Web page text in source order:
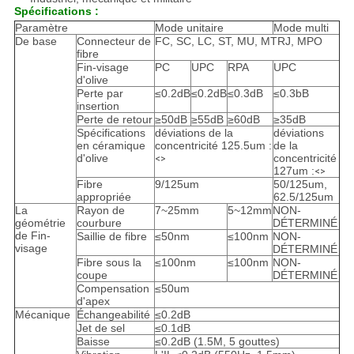
Spécifications :
Paramètre
Mode unitaire
Mode multi
De base
Connecteur de
fibre
FC, SC, LC, ST, MU, MTRJ, MPO
Fin-visage
d'olive
PC UPC RPA UPC
Perte par
insertion
≤0.2dB≤0.2dB≤0.3dB ≤0.3bB
Perte de retour≥50dB ≥55dB ≥60dB
≥35dB
Spécifications
en céramique
d'olive
déviations de la
concentricité 125.5um :
<>
déviations
de la
concentricité
127um :<>
Fibre
appropriée
9/125um
50/125um,
62.5/125um
La
géométrie
de Fin-
visage
Rayon de
courbure
7~25mm 5~12mmNON-
DÉTERMINÉ
Saillie de fibre
≤50nm ≤100nm NON-
DÉTERMINÉ
Fibre sous la
coupe
≤100nm ≤100nm NON-
DÉTERMINÉ
Compensation
d'apex
≤50um
Mécanique Échangeabilité ≤0.2dB
Jet de sel
≤0.1dB
Baisse
≤0.2dB (1.5M, 5 gouttes)